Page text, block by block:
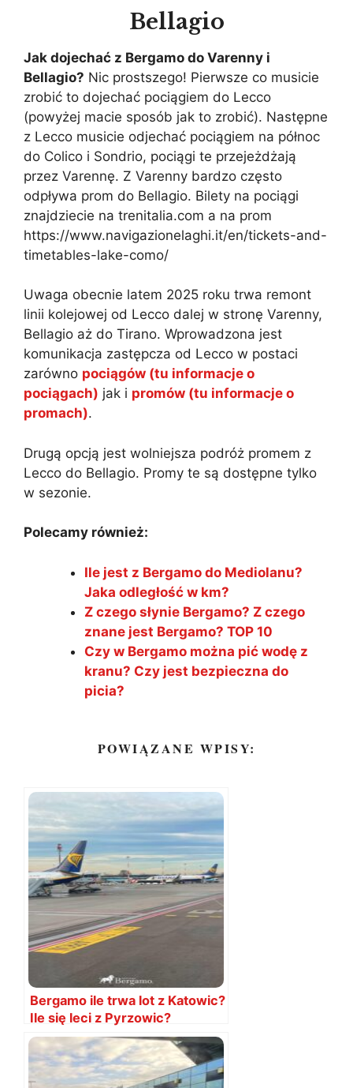
Bellagio
Jak dojechać z Bergamo do Varenny i
Bellagio? Nic prostszego! Pierwsze co musicie
zrobić to dojechać pociągiem do Lecco
(powyżej macie sposób jak to zrobić). Następne
z Lecco musicie odjechać pociągiem na północ
do Colico i Sondrio, pociągi te przejeżdżają
przez Varennę. Z Varenny bardzo często
odpływa prom do Bellagio. Bilety na pociągi
znajdziecie na trenitalia.com a na prom
https://www.navigazionelaghi.it/en/tickets-and-
timetables-lake-como/
Uwaga obecnie latem 2025 roku trwa remont
linii kolejowej od Lecco dalej w stronę Varenny,
Bellagio aż do Tirano. Wprowadzona jest
komunikacja zastępcza od Lecco w postaci
zarówno pociągów (tu informacje o
pociągach) jak i promów (tu informacje o
promach).
Drugą opcją jest wolniejsza podróż promem z
Lecco do Bellagio. Promy te są dostępne tylko
w sezonie.
Polecamy również:
Ile jest z Bergamo do Mediolanu?
Jaka odległość w km?
Z czego słynie Bergamo? Z czego
znane jest Bergamo? TOP 10
Czy w Bergamo można pić wodę z
kranu? Czy jest bezpieczna do
picia?
POWIĄZANE WPISY:
Bergamo ile trwa lot z Katowic?
Ile się leci z Pyrzowic?